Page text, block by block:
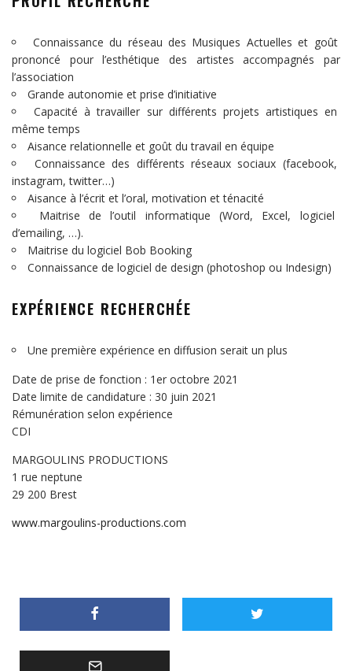
Connaissance du réseau des Musiques Actuelles et goût
prononcé pour l’esthétique des artistes accompagnés par
l’association
Grande autonomie et prise d’initiative
Capacité à travailler sur différents projets artistiques en
même temps
Aisance relationnelle et goût du travail en équipe
Connaissance des différents réseaux sociaux (facebook,
instagram, twitter…)
Aisance à l’écrit et l’oral, motivation et ténacité
Maitrise de l’outil informatique (Word, Excel, logiciel
d’emailing, …).
Maitrise du logiciel Bob Booking
Connaissance de logiciel de design (photoshop ou Indesign)
EXPÉRIENCE RECHERCHÉE
Une première expérience en diffusion serait un plus
Date de prise de fonction : 1er octobre 2021
Date limite de candidature : 30 juin 2021
Rémunération selon expérience
CDI
MARGOULINS PRODUCTIONS
1 rue neptune
29 200 Brest
www.margoulins-productions.com